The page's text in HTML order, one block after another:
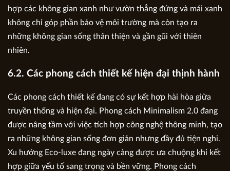
hợp các không gian xanh như vườn thẳng đứng và mái xanh
không chỉ góp phần bảo vệ môi trường mà còn tạo ra
những không gian sống thân thiện và gần gũi với thiên
nhiên.
6.2. Các phong cách thiết kế hiện đại thịnh hành
Các phong cách thiết kế đang có sự kết hợp hài hòa giữa
truyền thống và hiện đại. Phong cách Minimalism 2.0 đang
được nâng tầm với việc tích hợp công nghệ thông minh, tạo
ra những không gian sống đơn giản nhưng đầy đủ tiện nghi.
Xu hướng Eco-luxe đang ngày càng được ưa chuộng khi kết
hợp giữa yếu tố sang trọng và bền vững. Phong cách